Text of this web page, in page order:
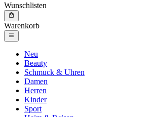
Wunschlisten
Warenkorb
Neu
Beauty
Schmuck & Uhren
Damen
Herren
Kinder
Sport